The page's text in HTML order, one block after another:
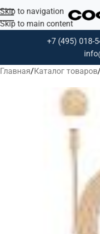
Skip to navigation
Skip to main content
+7 (495) 018-
Главная Каталог товаров